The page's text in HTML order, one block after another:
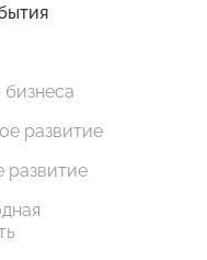
развитие
развитие